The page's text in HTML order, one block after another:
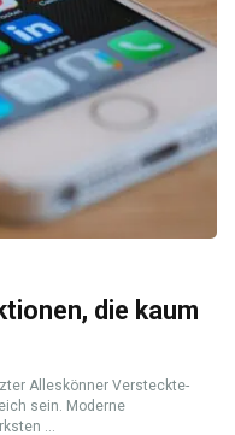
die kaum
Alleskönner Versteckte-
sein. Moderne
...